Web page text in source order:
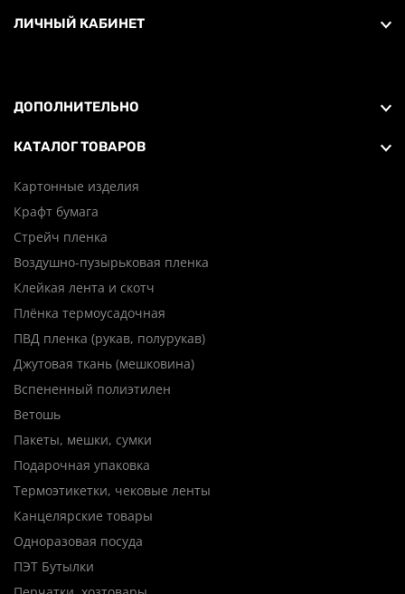
ЛИЧНЫЙ КАБИНЕТ
ДОПОЛНИТЕЛЬНО
КАТАЛОГ ТОВАРОВ
Картонные изделия
Крафт бумага
Стрейч пленка
Воздушно-пузырьковая пленка
Клейкая лента и скотч
Плёнка термоусадочная
ПВД пленка (рукав, полурукав)
Джутовая ткань (мешковина)
Вспененный полиэтилен
Ветошь
Пакеты, мешки, сумки
Подарочная упаковка
Термоэтикетки, чековые ленты
Канцелярские товары
Одноразовая посуда
ПЭТ Бутылки